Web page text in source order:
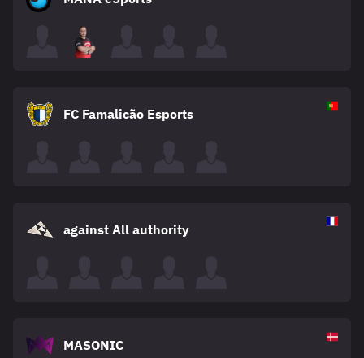
FC Famalicão Esports
against All authority
MASONIC